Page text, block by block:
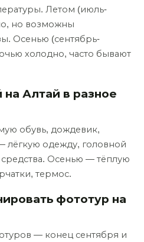
Летом (июль-
но возможны
Осенью (сентябрь-
холодно, часто бывают
на Алтай в разное
обувь, дождевик,
лёгкую одежду, головной
Осенью — тёплую
термос.
фототур на
— конец сентября и